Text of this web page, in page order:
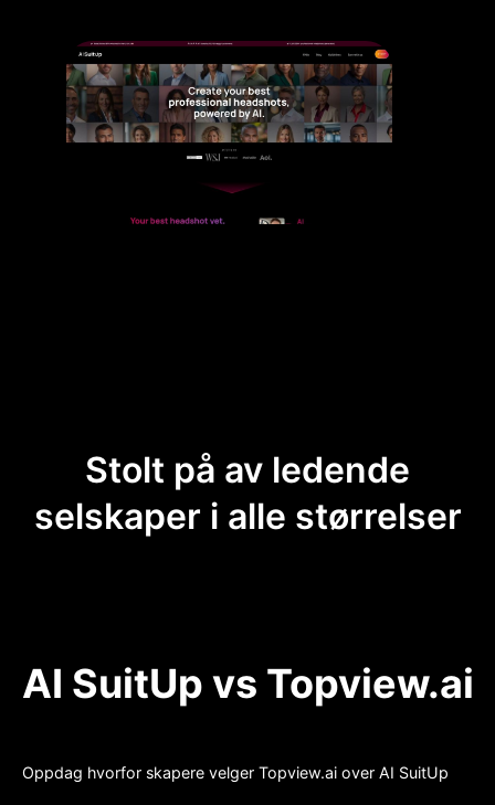
Stolt på av ledende
selskaper i alle størrelser
AI SuitUp vs Topview.ai
Oppdag hvorfor skapere velger Topview.ai over AI SuitUp